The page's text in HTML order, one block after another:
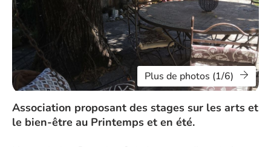
Plus de photos (1/6)
Association proposant des stages sur les arts et
le bien-être au Printemps et en été.